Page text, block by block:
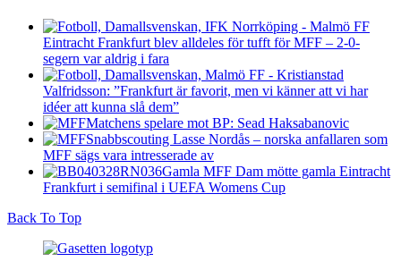
Eintracht Frankfurt blev alldeles för tufft för MFF – 2-0-
segern var aldrig i fara
Valfridsson: ”Frankfurt är favorit, men vi känner att vi har
idéer att kunna slå dem”
Matchens spelare mot BP: Sead Haksabanovic
Snabbscouting Lasse Nordås – norska anfallaren som
MFF sägs vara intresserade av
Gamla MFF Dam mötte gamla Eintracht
Frankfurt i semifinal i UEFA Womens Cup
Back To Top